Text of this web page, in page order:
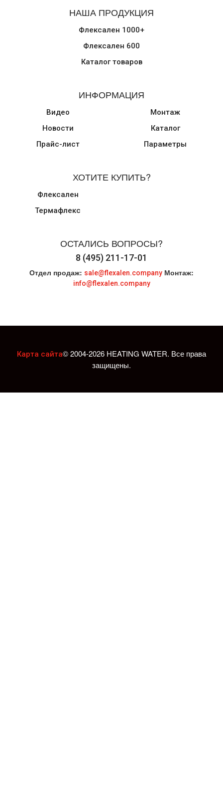
НАША ПРОДУКЦИЯ
Флексален 1000+
Флексален 600
Каталог товаров
ИНФОРМАЦИЯ
Видео
Новости
Прайс-лист
Монтаж
Каталог
Параметры
ХОТИТЕ КУПИТЬ?
Флексален
Термафлекс
ОСТАЛИСЬ ВОПРОСЫ?
8 (495) 211-17-01
Отдел продаж: sale@flexalen.company Монтаж:
info@flexalen.company
Карта сайта© 2004-2026 HEATING WATER. Все права
защищены.